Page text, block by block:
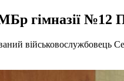
гімназії №12
військовослужбовець